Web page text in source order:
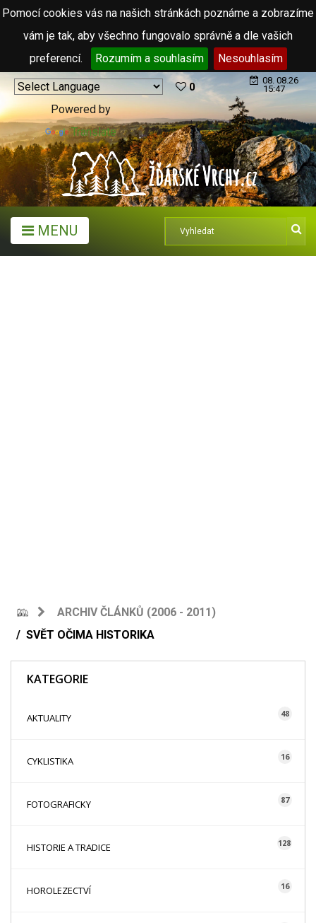
Pomocí cookies vás na našich stránkách poznáme a zobrazíme
vám je tak, aby všechno fungovalo správně a dle vašich
preferencí.
Rozumím a souhlasím Nesouhlasím
Powered by
Translate
0
08. 08.26
15:47
MENU
ARCHIV ČLÁNKŮ (2006 - 2011)
SVĚT OČIMA HISTORIKA
KATEGORIE
AKTUALITY 48
CYKLISTIKA 16
FOTOGRAFICKY 87
HISTORIE A TRADICE 128
HOROLEZECTVÍ 16